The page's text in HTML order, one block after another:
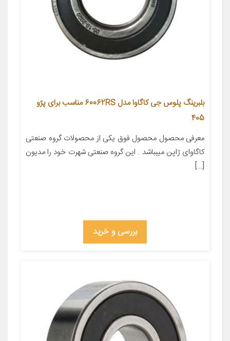
بلبرینگ پلوس جی کاگاوا مدل 60062RS مناسب برای پژو
405
معرفی محصول محصول فوق یکی از محصولات گروه صنعتی
کاگاوای ژاپن میبباشد . این گروه صنعتی شهرت خود را مدیون
[…]
بررسی و خرید